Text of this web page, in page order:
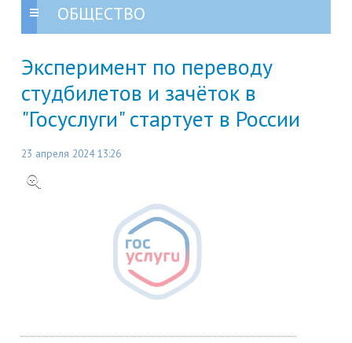
ОБЩЕСТВО
Эксперимент по переводу
студбилетов и зачёток в
"Госуслуги" стартует в России
23 апреля 2024 13:26